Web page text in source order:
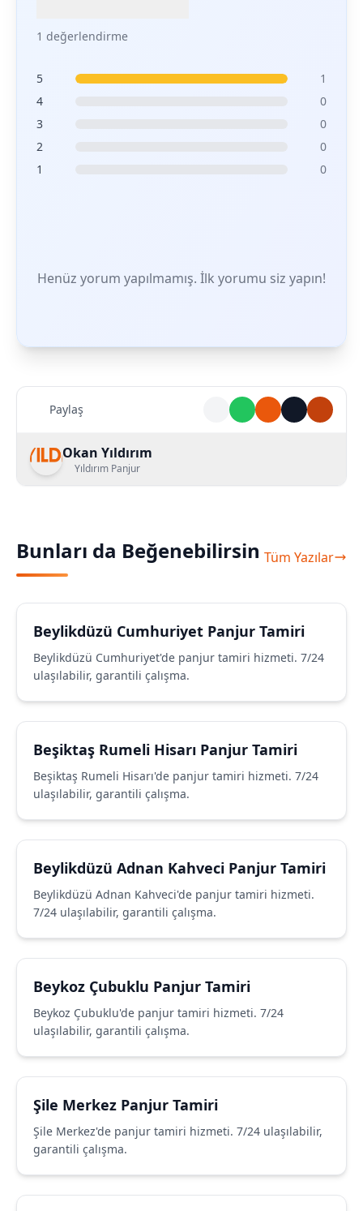
1 değerlendirme
5
1
4
0
3
0
2
0
1
0
Henüz yorum yapılmamış. İlk yorumu siz yapın!
Paylaş
Okan Yıldırım
Yıldırım Panjur
Bunları da Beğenebilirsin Tüm Yazılar
Beylikdüzü Cumhuriyet Panjur Tamiri
Beylikdüzü Cumhuriyet'de panjur tamiri hizmeti. 7/24
ulaşılabilir, garantili çalışma.
Beşiktaş Rumeli Hisarı Panjur Tamiri
Beşiktaş Rumeli Hisarı'de panjur tamiri hizmeti. 7/24
ulaşılabilir, garantili çalışma.
Beylikdüzü Adnan Kahveci Panjur Tamiri
Beylikdüzü Adnan Kahveci'de panjur tamiri hizmeti.
7/24 ulaşılabilir, garantili çalışma.
Beykoz Çubuklu Panjur Tamiri
Beykoz Çubuklu'de panjur tamiri hizmeti. 7/24
ulaşılabilir, garantili çalışma.
Şile Merkez Panjur Tamiri
Şile Merkez'de panjur tamiri hizmeti. 7/24 ulaşılabilir,
garantili çalışma.